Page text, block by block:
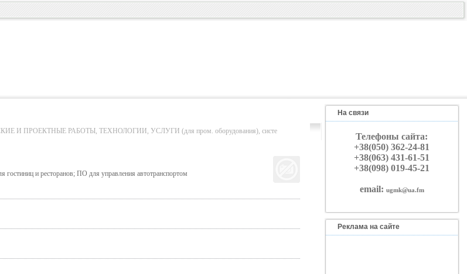
И ПРОЕКТНЫЕ РАБОТЫ, ТЕХНОЛОГИИ, УСЛУГИ (для пром. оборудования), систе
и ресторанов; ПО для управления автотранспортом
На связи
Телефоны сайта:
+38(050) 362-24-81
+38(063) 431-61-51
+38(098) 019-45-21
email: ugmk@ua.fm
Реклама на сайте